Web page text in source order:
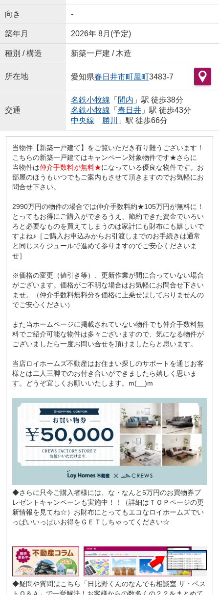
向き -
築年月 2026年 8月(予定)
種別 / 構造 新築一戸建 / 木造
所在地 愛知県春日井市町屋町3483-7
交通
名鉄小牧線 「 間内 」駅 徒歩38分
名鉄小牧線 「 春日井」駅 徒歩43分
中央線 「 勝川 」駅 徒歩66分
当物件【新築一戸建て】をご覧いただき有り難うございます！
こちらの新築一戸建てはキャンペーン対象物件です★さらに
当物件は仲介手数料が無料★になっている優良な物件です。お
部屋のほうもいつでもご案内もさせて頂きますのでお気軽にお
問合せ下さい。
2990万円の物件の場合では仲介手数料約★105万円が無料に！
とってもお得にご購入ができるうえ、節約できた資金でいろい
ろと必要なものを買えてしまうのは家計にも財布にも嬉しいで
すよね♪［ご購入お申込みからお引渡しまでのお手続きは通常
と同じスケジュールで進めて参りますのでご安心くださいま
せ］
※価格の変更（値引き等）、更新作業が間に合っていない場合
がございます。価格がご不明な場合はお気軽にお問合せ下さい
ませ。（仲介手数料無料分を価格に上乗せはしておりませんの
でご安心ください）
また当ホームページに掲載されていない物件でも仲介手数料無
料でご紹介可能な物件は多々ございますので、気になる物件が
ございましたら一度お問い合せを頂けましたらと思います。
当店ロイホームズ不動産はお住まい探しのサポートを通じお客
様とは二人三脚でのお付き合いができましたら嬉しく思いま
す。どうぞ宜しくお願いいたします。m(__)m
◆さらに只今ご購入者様には、な・なんと5万円のお買物券プ
レゼントキャンペーンも実施中！！（詳細はＴＯＰページの更
新情報を見てね☆）お財布にとってもエコなロイホームズでい
っぱいいっぱいお得をＧＥＴしちゃってください☆
◆疑問や質問はこちら
「日比野くんのなんでも相談室 ザ・ベス